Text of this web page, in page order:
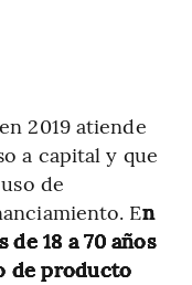
2019 atiende
a capital y que
de
En
18 a 70 años
de producto